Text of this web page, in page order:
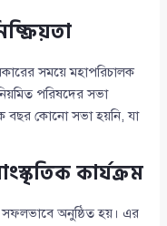
সময়ে মহাপরিচালক
পরিষদের সভা
বছর কোনো সভা হয়নি, যা
কার্যক্রম
সফলভাবে অনুষ্ঠিত হয়। এর